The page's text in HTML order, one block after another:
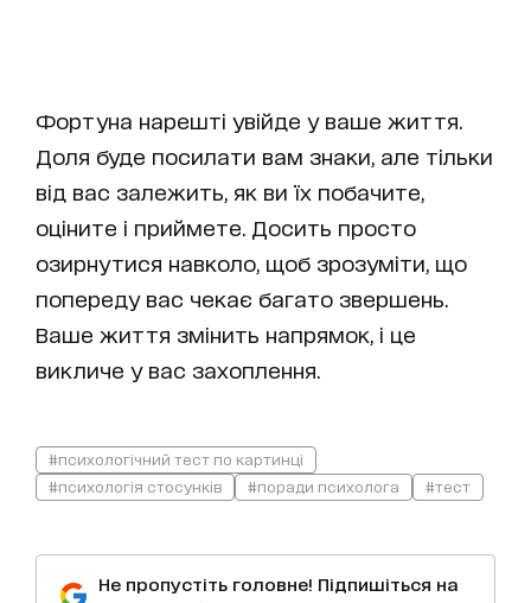
Фортуна нарешті увійде у ваше життя.
Доля буде посилати вам знаки, але тільки
від вас залежить, як ви їх побачите,
оціните і приймете. Досить просто
озирнутися навколо, щоб зрозуміти, що
попереду вас чекає багато звершень.
Ваше життя змінить напрямок, і це
викличе у вас захоплення.
#психологічний тест по картинці
#психологія стосунків
#поради психолога #тест
Не пропустіть головне! Підпишіться на